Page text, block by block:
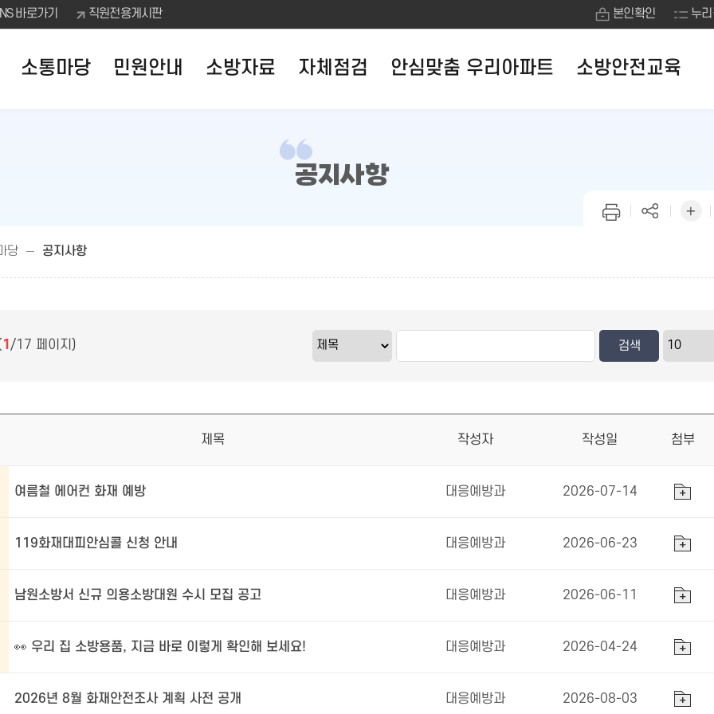
바로가기 직원전용게시판 본인확인 누
소통마당 민원안내 소방자료 자체점검 안심맞춤 우리아파트 소방안전교육
공지사항
당 공지사항
1 /17 페이지)
제목 작성자 작성일 첨부
여름철 에어컨 화재 예방 대응예방과 2026-07-14
119화재대피안심콜 신청 안내 대응예방과 2026-06-23
남원소방서 신규 의용소방대원 수시 모집 공고 대응예방과 2026-06-11
👀 우리 집 소방용품, 지금 바로 이렇게 확인해 보세요! 대응예방과 2026-04-24
2026년 8월 화재안전조사 계획 사전 공개 대응예방과 2026-08-03